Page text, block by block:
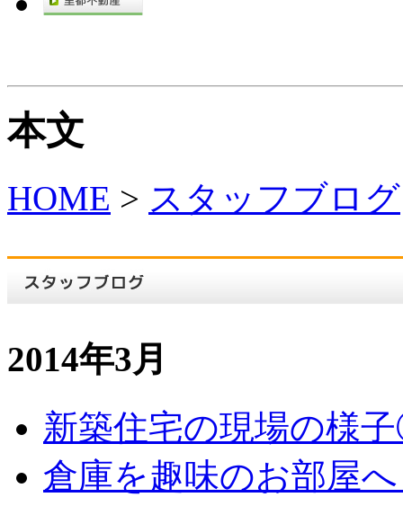
本文
HOME > スタッフブログ
2014年3月
新築住宅の現場の様
倉庫を趣味のお部屋